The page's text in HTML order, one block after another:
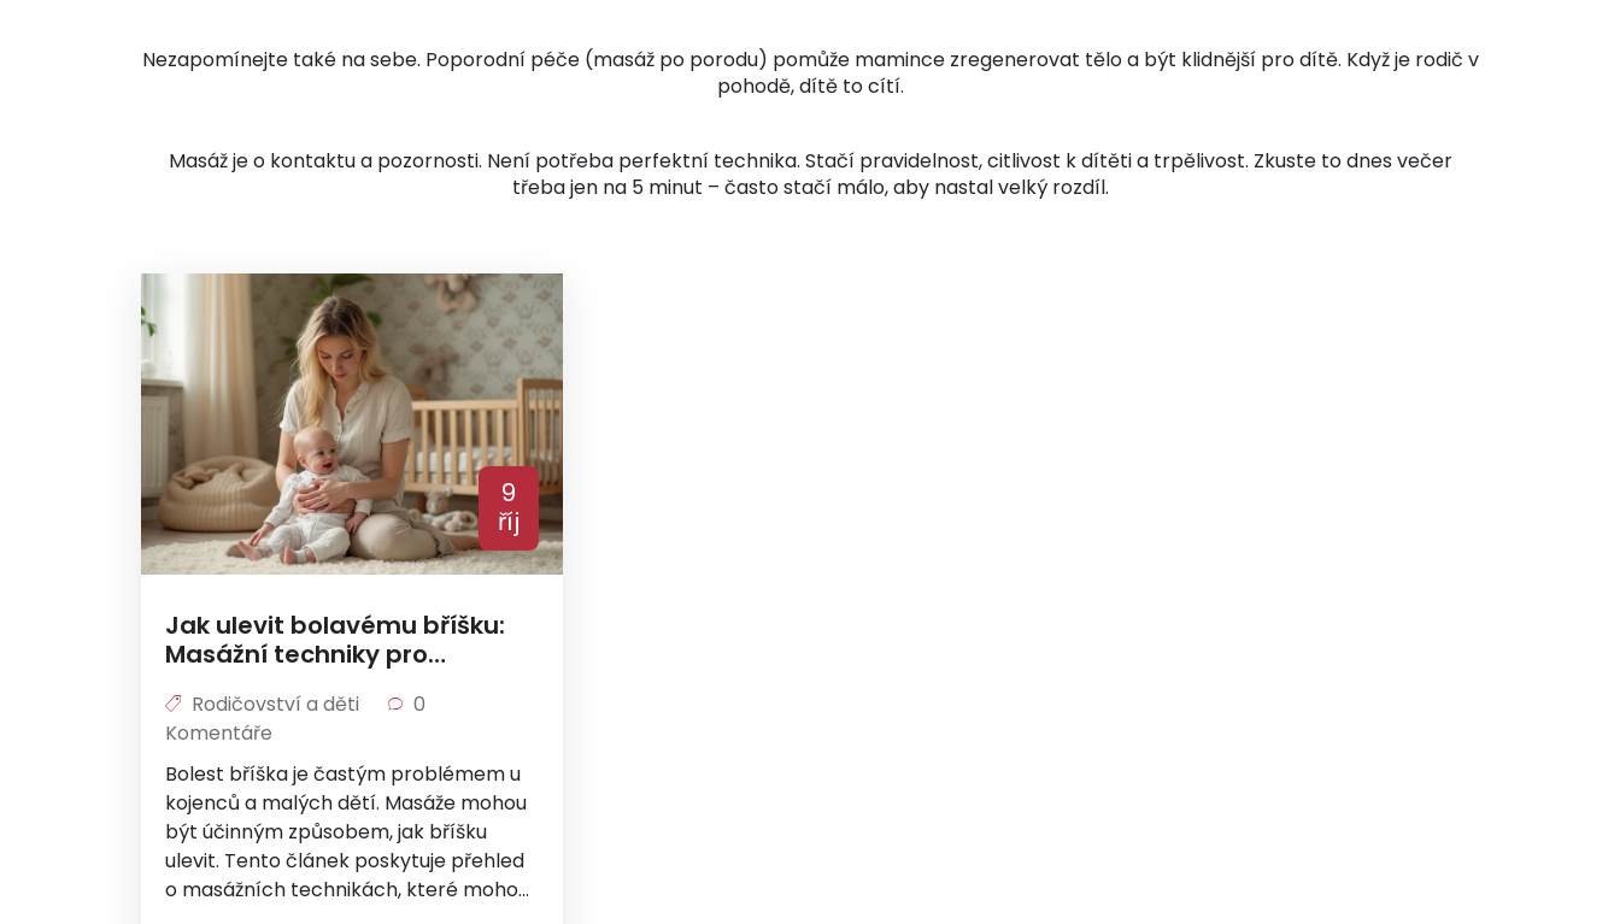
Nezapomínejte také na sebe. Poporodní péče (masáž po porodu) pomůže mamince zregenerovat tělo a být klidnější pro dítě. Když je rodič v
pohodě, dítě to cítí.
Masáž je o kontaktu a pozornosti. Není potřeba perfektní technika. Stačí pravidelnost, citlivost k dítěti a trpělivost. Zkuste to dnes večer
třeba jen na 5 minut – často stačí málo, aby nastal velký rozdíl.
9
říj
Jak ulevit bolavému bříšku:
Masážní techniky pro
Rodičovství a děti
0
Komentáře
Bolest bříška je častým problémem u
kojenců a malých dětí. Masáže mohou
být účinným způsobem, jak bříšku
ulevit. Tento článek poskytuje přehled
o masážních technikách, které mohou